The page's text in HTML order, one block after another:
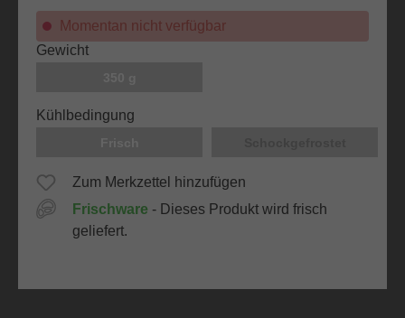
Momentan nicht verfügbar
Gewichtauswählen
Kühlbedingung
Zum Merkzettel hinzufügen
Frischware - Dieses Produkt wird frisch
geliefert.